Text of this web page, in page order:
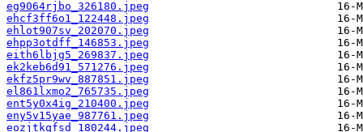
eg9064rjbo_326180.jpeg
ehcf3ff6o1_122448.jpeg
ehlot907sv_202070.jpeg
ehpp3otdff_146853.jpeg
eith6lbjg5_269837.jpeg
ek2keb6d91_571276.jpeg
ekfz5pr9wv_887851.jpeg
el861lxmo2_765735.jpeg
ent5y0x4ig_210400.jpeg
eny5v15yae_987761.jpeg
eozjtkqfsd_180244.jpeg